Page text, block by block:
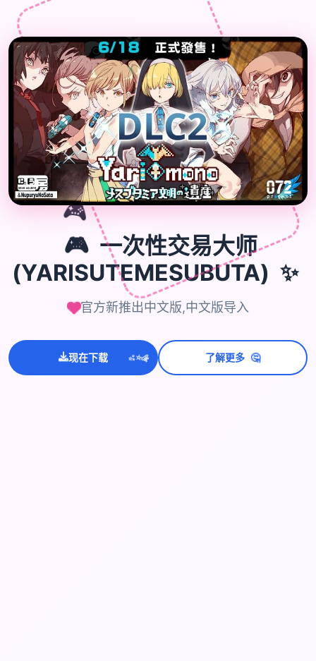
🎮
🎮 一次性交易大师
(YARISUTEMESUBUTA) ✨
官方新推出中文版,中文版导入
现在下载 ✨⭐💫 了解更多 🤔